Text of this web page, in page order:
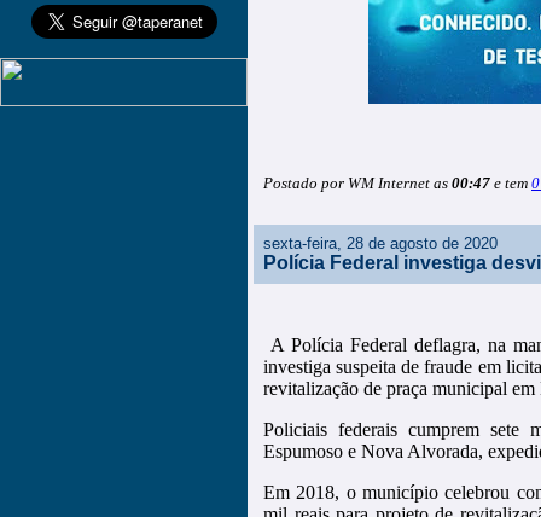
Postado por WM Internet as 00:47 e tem
sexta-feira, 28 de agosto de 2020
Polícia Federal investiga
A Polícia Federal deflagra, na
investiga suspeita de fraude em
revitalização de praça municipal em
Policiais federais cumprem sete
Espumoso e Nova Alvorada,
Em 2018, o município celebrou